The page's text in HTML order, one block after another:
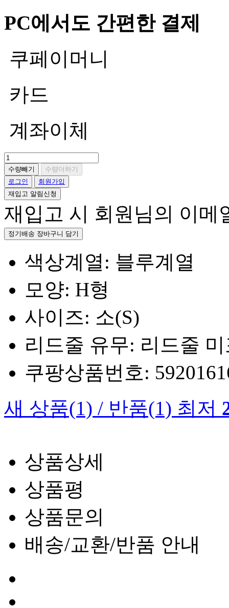
PC에서도 간편한 결제
쿠페이머니
카드
계좌이체
수량빼기
수량더하기
로그인
회원가입
재입고 알림신청
재입고 시 회원님의 이메
정기배송 장바구니 담기
색상계열: 블루계열
모양: H형
사이즈: 소(S)
리드줄 유무: 리드줄
쿠팡상품번호:
새 상품(1) / 반품(1) 최저
상품상세
상품평
상품문의
배송/교환/반품 안내